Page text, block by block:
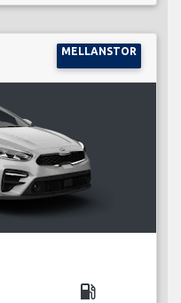
MELLANSTOR
local_gas_station